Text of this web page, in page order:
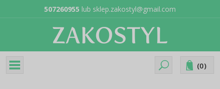
507260955 lub sklep.zakostyl@gmail.com
(0)